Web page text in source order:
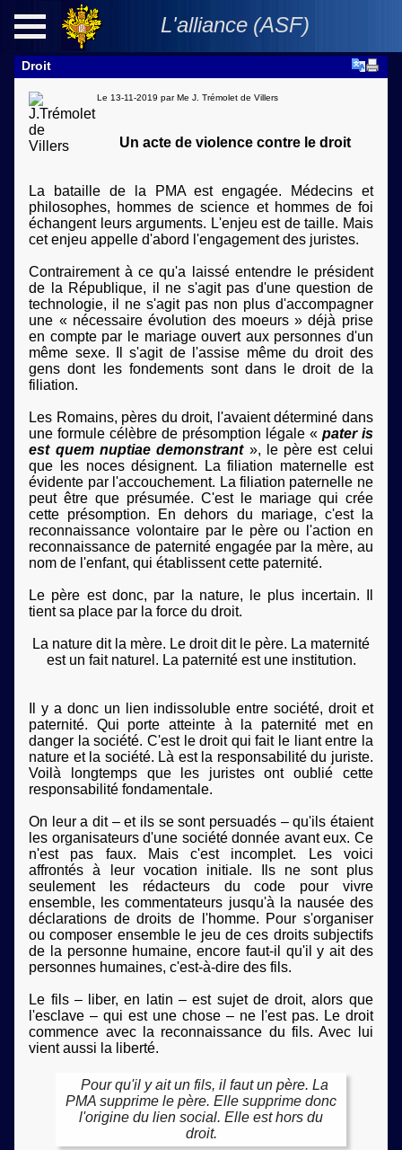
L'alliance (ASF)
Politique
Territoires
Défense
Droit&Justice
Finance
Droit
Le 13-11-2019 parMe J. Trémolet de Villers
Un acte de violence contre le droit
La bataille de la PMA est engagée. Médecins et
philosophes, hommes de science et hommes de foi
échangent leurs arguments. L'enjeu est de taille. Mais
cet enjeu appelle d'abord l'engagement des juristes.
Contrairement à ce qu'a laissé entendre le président
de la République, il ne s'agit pas d'une question de
technologie, il ne s'agit pas non plus d'accompagner
une « nécessaire évolution des moeurs » déjà prise
en compte par le mariage ouvert aux personnes d'un
même sexe. Il s'agit de l'assise même du droit des
gens dont les fondements sont dans le droit de la
filiation.
Les Romains, pères du droit, l'avaient déterminé dans
une formule célèbre de présomption légale «pater is
est quem nuptiae demonstrant», le père est celui
que les noces désignent. La filiation maternelle est
évidente par l'accouchement. La filiation paternelle ne
peut être que présumée. C'est le mariage qui crée
cette présomption. En dehors du mariage, c'est la
reconnaissance volontaire par le père ou l'action en
reconnaissance de paternité engagée par la mère, au
nom de l'enfant, qui établissent cette paternité.
Le père est donc, par la nature, le plus incertain. Il
tient sa place par la force du droit.
La nature dit la mère. Le droit dit le père. La maternité
est un fait naturel. La paternité est une institution.
Il y a donc un lien indissoluble entre société, droit et
paternité. Qui porte atteinte à la paternité met en
danger la société. C'est le droit qui fait le liant entre la
nature et la société. Là est la responsabilité du juriste.
Voilà longtemps que les juristes ont oublié cette
responsabilité fondamentale.
On leur a dit – et ils se sont persuadés – qu'ils étaient
les organisateurs d'une société donnée avant eux. Ce
n'est pas faux. Mais c'est incomplet. Les voici
affrontés à leur vocation initiale. Ils ne sont plus
seulement les rédacteurs du code pour vivre
ensemble, les commentateurs jusqu'à la nausée des
déclarations de droits de l'homme. Pour s'organiser
ou composer ensemble le jeu de ces droits subjectifs
de la personne humaine, encore faut-il qu'il y ait des
personnes humaines, c'est-à-dire des fils.
Le fils – liber, en latin – est sujet de droit, alors que
l'esclave – qui est une chose – ne l'est pas. Le droit
commence avec la reconnaissance du fils. Avec lui
vient aussi la liberté.
Pour qu'il y ait un fils, il faut un père. La
PMA supprime le père. Elle supprime donc
l'origine du lien social. Elle est hors du
droit.